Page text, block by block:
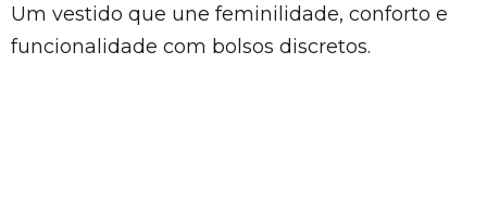
Um vestido que une feminilidade, conforto e
funcionalidade com bolsos discretos.